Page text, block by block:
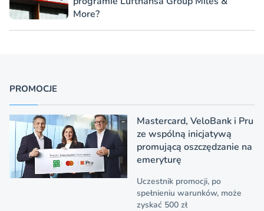
More?
PROMOCJE
Mastercard, VeloBank i Pru
ze wspólną inicjatywą
promującą oszczędzanie na
emeryturę
Uczestnik promocji, po
spełnieniu warunków, może
zyskać 500 zł